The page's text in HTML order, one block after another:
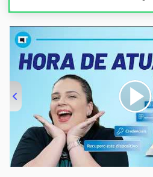
00:00 04:52